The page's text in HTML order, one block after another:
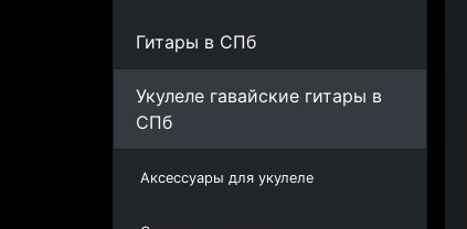
Гитары в СПб
Укулеле гавайские гитары в
СПб
Аксессуары для укулеле